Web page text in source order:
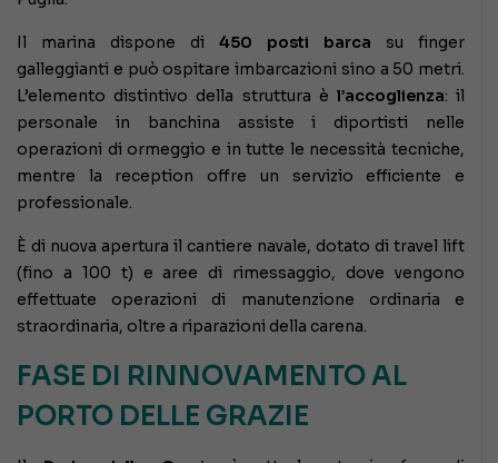
Il marina dispone di 450 posti barca su finger
galleggianti e può ospitare imbarcazioni sino a 50 metri.
L’elemento distintivo della struttura è l’accoglienza: il
personale in banchina assiste i diportisti nelle
operazioni di ormeggio e in tutte le necessità tecniche,
mentre la reception offre un servizio efficiente e
professionale.
È di nuova apertura il cantiere navale, dotato di travel lift
(fino a 100 t) e aree di rimessaggio, dove vengono
effettuate operazioni di manutenzione ordinaria e
straordinaria, oltre a riparazioni della carena.
FASE DI RINNOVAMENTO AL
PORTO DELLE GRAZIE